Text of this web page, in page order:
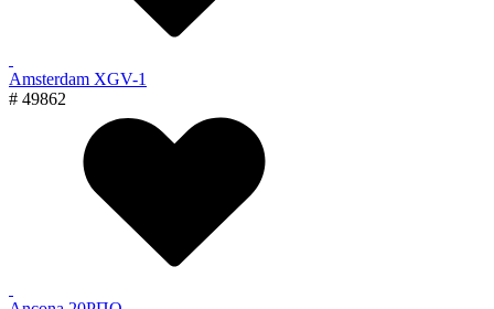
Amsterdam XGV-1
# 49862